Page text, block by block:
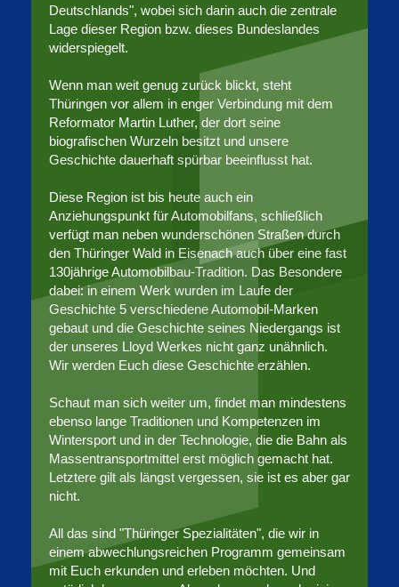
Deutschlands", wobei sich darin auch die zentrale
Lage dieser Region bzw. dieses Bundeslandes
widerspiegelt.
Wenn man weit genug zurück blickt, steht
Thüringen vor allem in enger Verbindung mit dem
Reformator Martin Luther, der dort seine
biografischen Wurzeln besitzt und unsere
Geschichte dauerhaft spürbar beeinflusst hat.
Diese Region ist bis heute auch ein
Anziehungspunkt für Automobilfans, schließlich
verfügt man neben wunderschönen Straßen durch
den Thüringer Wald in Eisenach auch über eine fast
130jährige Automobilbau-Tradition. Das Besondere
dabei: in einem Werk wurden im Laufe der
Geschichte 5 verschiedene Automobil-Marken
gebaut und die Geschichte seines Niedergangs ist
der unseres Lloyd Werkes nicht ganz unähnlich.
Wir werden Euch diese Geschichte erzählen.
Schaut man sich weiter um, findet man mindestens
ebenso lange Traditionen und Kompetenzen im
Wintersport und in der Technologie, die die Bahn als
Massentransportmittel erst möglich gemacht hat.
Letztere gilt als längst vergessen, sie ist es aber gar
nicht.
All das sind "Thüringer Spezialitäten", die wir in
einem abwechlungsreichen Programm gemeinsam
mit Euch erkunden und erleben möchten. Und